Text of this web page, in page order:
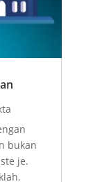
bukan
je.